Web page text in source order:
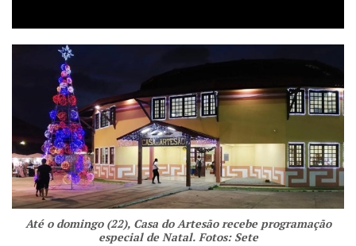
Até o domingo (22), Casa do Artesão recebe programação
especial de Natal. Fotos: Sete